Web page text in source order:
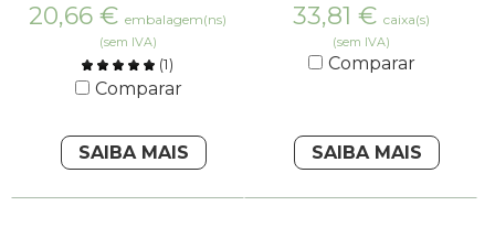
20,66 € embalagem(ns)
(sem IVA)
(1)
Comparar
SAIBA MAIS
33,81 € caixa(s)
(sem IVA)
Comparar
SAIBA MAIS